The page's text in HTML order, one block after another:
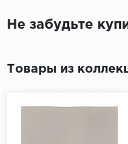
Не забудьте
Товары из